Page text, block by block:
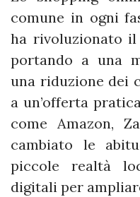
comune in ogni
ha rivoluzionato
portando a una
una riduzione dei
a un’offerta
come Amazon,
cambiato le
piccole realtà
digitali per